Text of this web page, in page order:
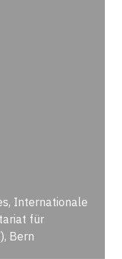
Internationale
für
Bern